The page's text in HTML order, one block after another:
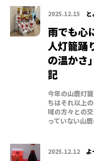
2025.12.15 と
雨でも心
人灯籠踊
の温かさ
記
今年の山鹿灯
ちはそれ以上
域の方々との
っていない山
2025.12.12 よ